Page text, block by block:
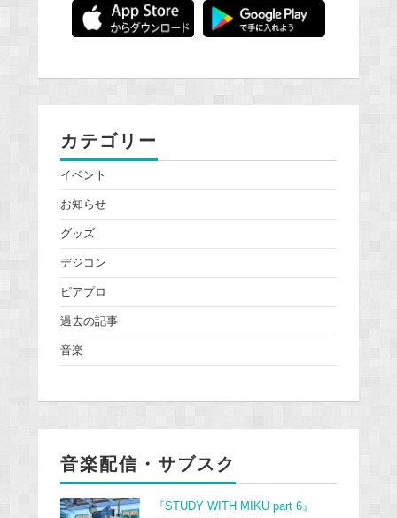
カテゴリー
イベント
お知らせ
グッズ
デジコン
ピアプロ
過去の記事
音楽
音楽配信・サブスク
『STUDY WITH MIKU part 6』